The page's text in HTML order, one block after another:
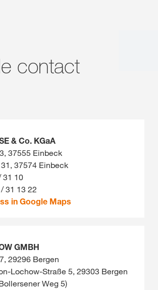
contact
& Co. KGaA
37555 Einbeck
37574 Einbeck
31 10
31 13 22
in Google Maps
GMBH
29296 Bergen
Lochow-Straße 5, 29303 Bergen
Weg 5)